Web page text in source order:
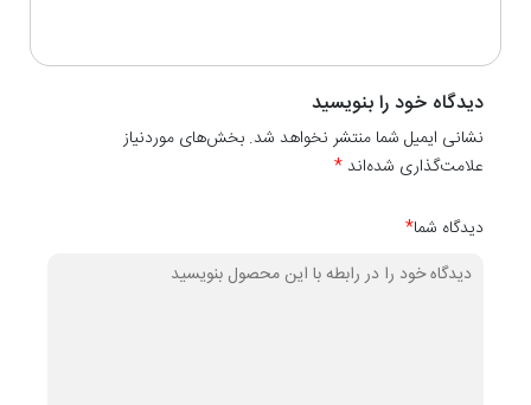
دیدگاه خود را بنویسید
نشانی ایمیل شما منتشر نخواهد شد. بخش‌های موردنیاز
علامت‌گذاری شده‌اند*
دیدگاه شما*